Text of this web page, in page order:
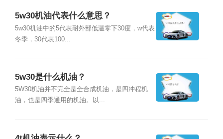
5w30机油代表什么意思？
5w30机油中的5代表耐外部低温零下30度，w代表
冬季，30代表100...
5w30是什么机油？
5W30机油并不完全是全合成机油，是四冲程机
油，也是四季通用的机油。以...